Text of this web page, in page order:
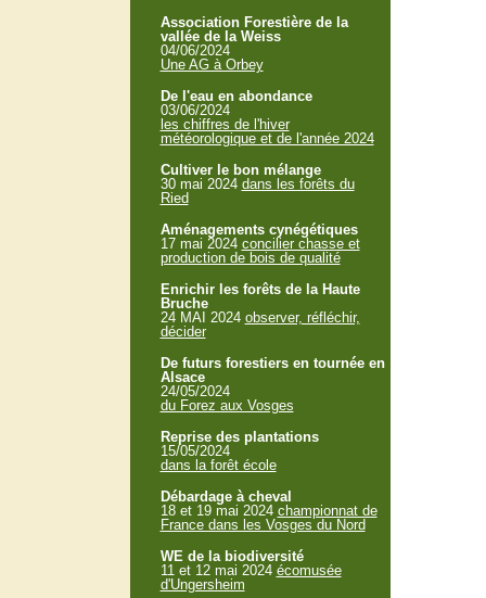
Association Forestière de la
vallée de la Weiss
04/06/2024
Une AG à Orbey
De l'eau en abondance
03/06/2024
les chiffres de l'hiver
météorologique et de l'année 2024
Cultiver le bon mélange
30 mai 2024 dans les forêts du
Ried
Aménagements cynégétiques
17 mai 2024 concilier chasse et
production de bois de qualité
Enrichir les forêts de la Haute
Bruche
24 MAI 2024 observer, réfléchir,
décider
De futurs forestiers en tournée en
Alsace
24/05/2024
du Forez aux Vosges
Reprise des plantations
15/05/2024
dans la forêt école
Débardage à cheval
18 et 19 mai 2024 championnat de
France dans les Vosges du Nord
WE de la biodiversité
11 et 12 mai 2024 écomusée
d'Ungersheim